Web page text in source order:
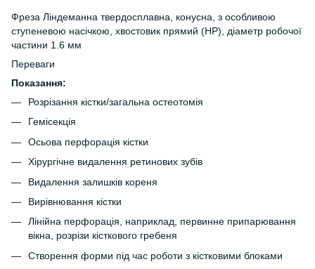
Фреза Ліндеманна твердосплавна, конусна, з особливою
ступеневою насічкою, хвостовик прямий (HP), діаметр робочої
частини 1.6 мм
Переваги
Показання:
Розрізання кістки/загальна остеотомія
Гемісекція
Осьова перфорація кістки
Хірургічне видалення ретинових зубів
Видалення залишків кореня
Вирівнювання кістки
Лінійна перфорація, наприклад, первинне припарювання
вікна, розрізи кісткового гребеня
Створення форми під час роботи з кістковими блоками